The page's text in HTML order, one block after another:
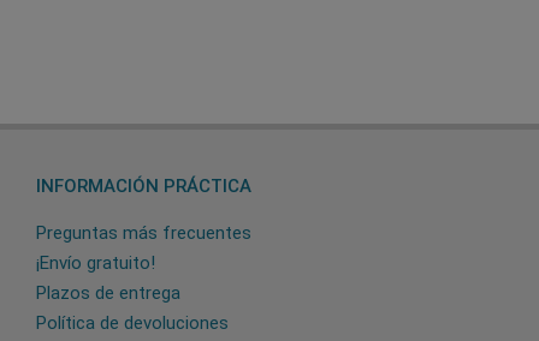
INFORMACIÓN PRÁCTICA
Preguntas más frecuentes
¡Envío gratuito!
Plazos de entrega
Política de devoluciones